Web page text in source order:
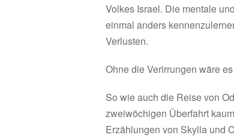
Volkes Israel. Die mentale
einmal anders
Verlusten.
Ohne die Verirrungen wäre
So wie auch die Reise von
zweiwöchigen Überfahrt
Erzählungen von Skylla und